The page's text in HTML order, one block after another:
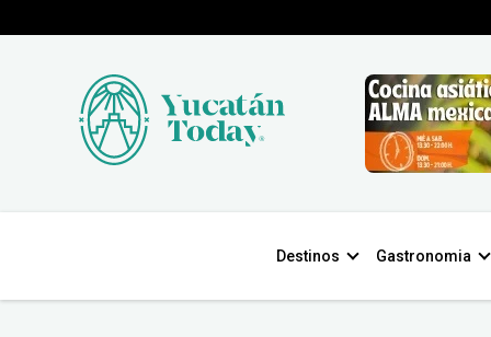
Destinos Gastronomia